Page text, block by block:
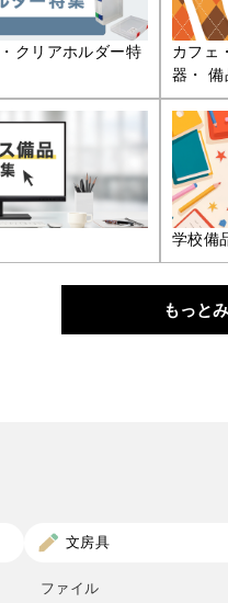
クリアホルダー特
カフェ
器・ 備
学校備
もっと
文房具
ファイル